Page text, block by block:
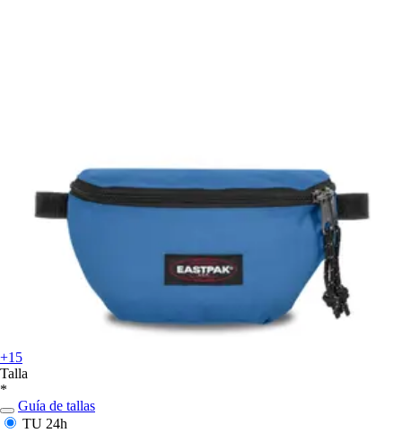
+15
Talla
*
Guía de tallas
TU 24h